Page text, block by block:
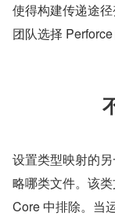
使得构建传递途
团队选择 Perforce
设置类型映射的
略哪类文件。该
Core 中排除。当